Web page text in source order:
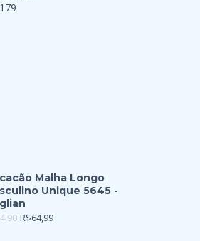
Malha Longo
Unique 5645 -
R$64,99